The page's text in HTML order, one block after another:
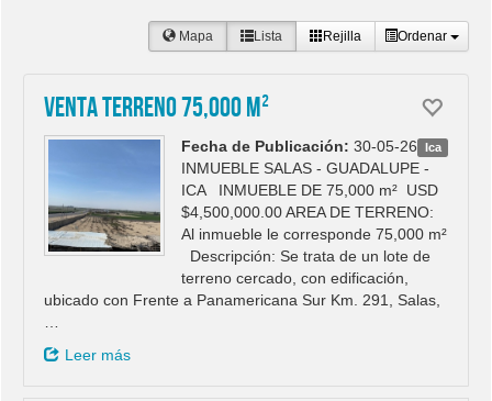
Mapa Lista Rejilla Ordenar
VENTA TERRENO 75,000 m²
Ica
Fecha de Publicación: 30-05-26
INMUEBLE SALAS - GUADALUPE -
ICA INMUEBLE DE 75,000 m² USD
$4,500,000.00 AREA DE TERRENO:
Al inmueble le corresponde 75,000 m²
Descripción: Se trata de un lote de
terreno cercado, con edificación,
ubicado con Frente a Panamericana Sur Km. 291, Salas,
Leer más